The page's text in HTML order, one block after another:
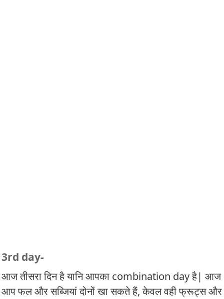
3rd day-
आज तीसरा दिन है यानि आपका combination day है| आज
आप फल और सब्जियां दोनों खा सकते हैं, केवल वही फ्रूट्स और